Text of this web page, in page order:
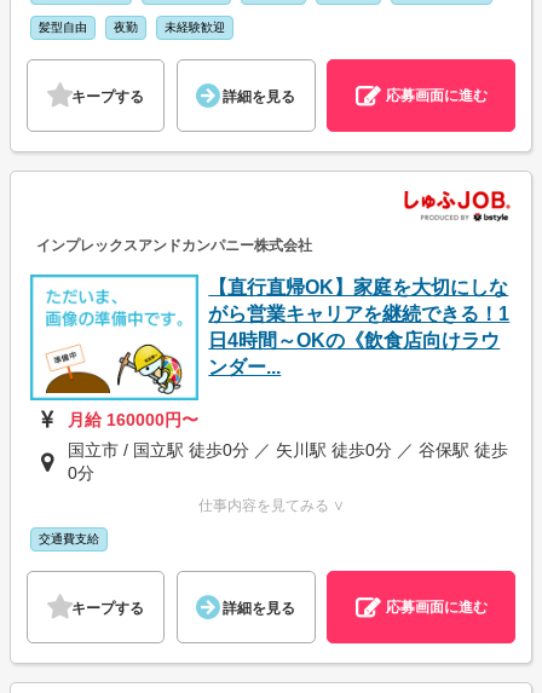
髪型自由 夜勤 未経験歓迎
キープする 詳細を見る 応募画面に進む
インプレックスアンドカンパニー株式会社
【直行直帰OK】家庭を大切にしな
がら営業キャリアを継続できる！1
日4時間～OKの《飲食店向けラウ
ンダー...
月給 160000円〜
国立市 / 国立駅 徒歩0分 ／ 矢川駅 徒歩0分 ／ 谷保駅 徒歩
0分
仕事内容を見てみる ∨
交通費支給
キープする 詳細を見る 応募画面に進む